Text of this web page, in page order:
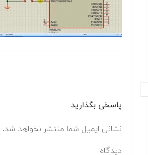
پاسخی بگذارید
نشانی ایمیل شما منتشر نخواهد شد.
دیدگاه